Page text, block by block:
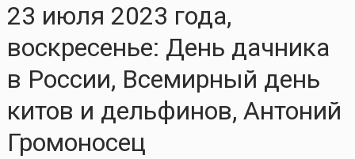
23 июля 2023 года,
воскресенье: День дачника
в России, Всемирный день
китов и дельфинов, Антоний
Громоносец